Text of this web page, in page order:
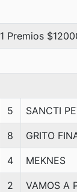
Premios
5 SANCTI
8 GRITO
4 MEKNES
2 VAMOS A